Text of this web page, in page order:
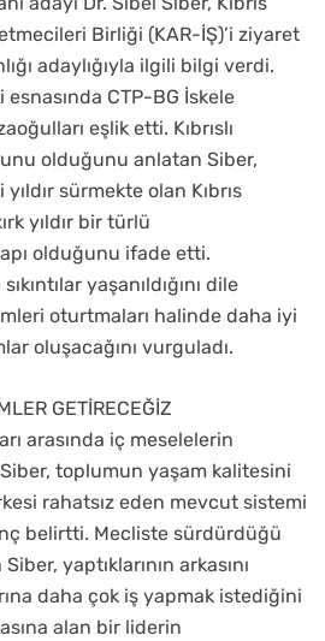
Birliği (KAR-İŞ)’i ziyaret
adaylığıyla ilgili bilgi verdi.
esnasında CTP-BG İskele
eşlik etti. Kıbrıslı
olduğunu anlatan Siber,
sürmekte olan Kıbrıs
yıldır bir türlü
olduğunu ifade etti.
yaşanıldığını dile
oturtmaları halinde daha iyi
oluşacağını vurguladı.
GETİRECEĞİZ
arasında iç meselelerin
toplumun yaşam kalitesini
rahatsız eden mevcut sistemi
belirtti. Mecliste sürdürdüğü
yaptıklarının arkasını
daha çok iş yapmak istediğini
alan bir liderin